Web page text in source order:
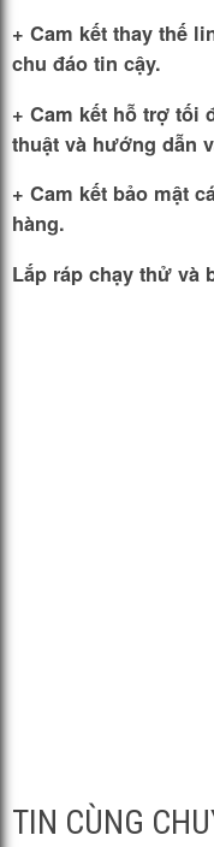
+ Cam kết thay thế
chu đáo tin cậy.
+ Cam kết hỗ trợ tối
thuật và hướng dẫn
+ Cam kết bảo mật
hàng.
Lắp ráp chạy thử và
TIN CÙNG